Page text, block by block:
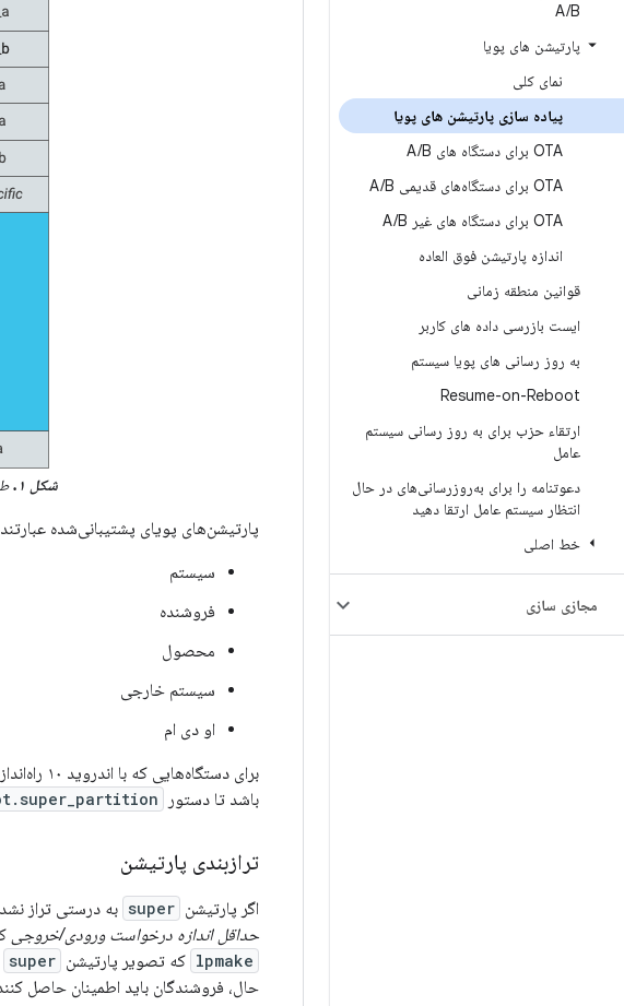
A/B
پارتیشن های پویا
نمای کلی
پیاده سازی پارتیشن های پویا
OTA برای دستگاه های A
/B
OTA برای دستگاه‌های قدیمی A
/B
OTA برای دستگاه های غیر A
/B
اندازه پارتیشن فوق العاده
قوانین منطقه زمانی
ایست بازرسی داده های کاربر
به روز رسانی های پویا سیستم
Resume-on-Reboot
ارتقاء حزب برای به روز رسانی سیستم
عامل
دعوتنامه را برای به‌روزرسانی‌های در حال
انتظار سیستم عامل ارتقا دهید
خط اصلی
مجازی سازی
شکل ۱.
پارتیشن‌های پویای پشتیبانی‌شده عبارتند
سیستم
فروشنده
محصول
سیستم خارجی
او دی ام
برای دستگاه‌هایی که با اندروید ۱۰ راه‌اندازی می‌شوند، گزینه
باشد تا دستور sysprop
ترازبندی پارتیشن
اگر پارتیشن super به درستی تراز
حداقل اندازه درخواست ورودی/خروجی
lpmake که تصویر پارتیشن super
حال، فروشندگان باید اطمینان حاصل